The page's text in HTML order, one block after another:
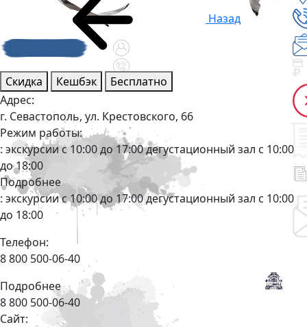
Назад
Скидка Кешбэк
Бесплатно
Адрес:
г. Севастополь, ул. Крестовского, 66
Режим работы:
: экскурсии с 10:00 до 17:00 дегустационный зал с 10:00
до 18:00
Подробнее
: экскурсии с 10:00 до 17:00 дегустационный зал с 10:00
до 18:00
Телефон:
8 800 500-06-40
Подробнее
8 800 500-06-40
Сайт: